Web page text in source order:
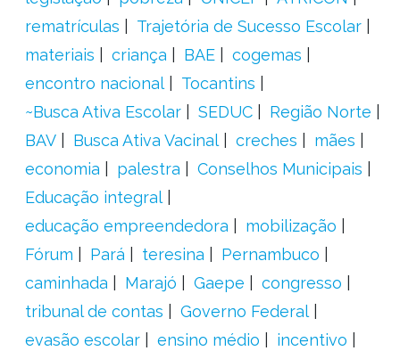
rematrículas
Trajetória de Sucesso Escolar
materiais
criança BAE
cogemas
encontro nacional
Tocantins
~Busca Ativa Escolar
SEDUC
Região Norte
BAV
Busca Ativa Vacinal creches
mães
economia
palestra
Conselhos Municipais
Educação integral
educação empreendedora
mobilização
Fórum
Pará teresina
Pernambuco
caminhada
Marajó Gaepe
congresso
tribunal de contas
Governo Federal
evasão escolar
ensino médio
incentivo